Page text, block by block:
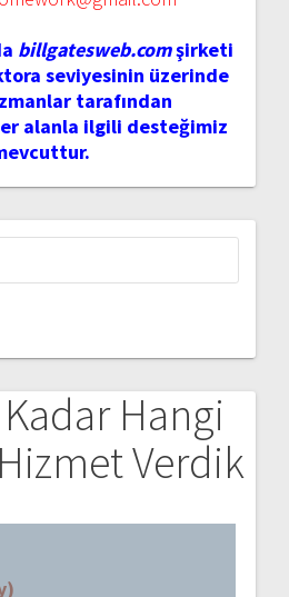
billgatesweb.comşirketi
seviyesinin üzerinde
tarafından
alanla ilgili desteğimiz
Hangi
Verdik